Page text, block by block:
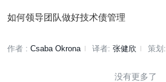
如何领导团队做好技术债管理
作者 : Csaba Okrona 译者: 张健欣
策划:
没有更多了